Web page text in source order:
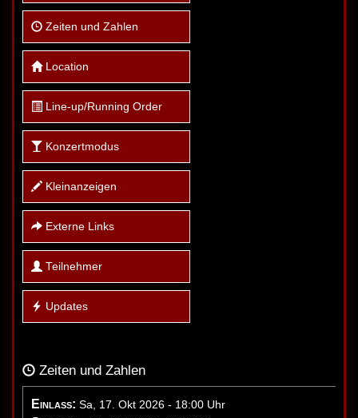
Zeiten und Zahlen
Location
Line-up/Running Order
Konzertmodus
Kleinanzeigen
Externe Links
Teilnehmer
Updates
Zeiten und Zahlen
Einlass: Sa, 17. Okt 2026 - 18:00 Uhr